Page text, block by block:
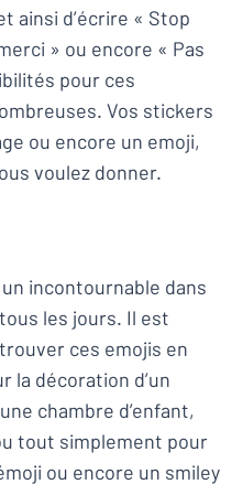
ainsi d’écrire « Stop
» ou encore « Pas
pour ces
Vos stickers
ou encore un emoji,
voulez donner.
incontournable dans
les jours. Il est
ces emojis en
la décoration d’un
chambre d’enfant,
tout simplement pour
ou encore un smiley